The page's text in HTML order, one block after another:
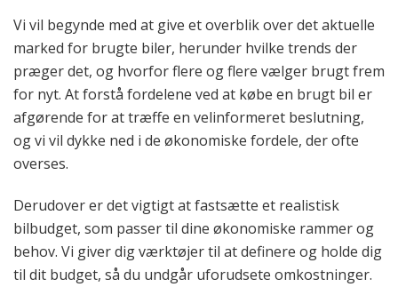
Vi vil begynde med at give et overblik over det aktuelle
marked for brugte biler, herunder hvilke trends der
præger det, og hvorfor flere og flere vælger brugt frem
for nyt. At forstå fordelene ved at købe en brugt bil er
afgørende for at træffe en velinformeret beslutning,
og vi vil dykke ned i de økonomiske fordele, der ofte
overses.
Derudover er det vigtigt at fastsætte et realistisk
bilbudget, som passer til dine økonomiske rammer og
behov. Vi giver dig værktøjer til at definere og holde dig
til dit budget, så du undgår uforudsete omkostninger.